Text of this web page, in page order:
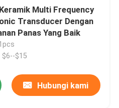
Multi Frequency
Transducer Dengan
Panas Yang Baik
$6--$15
Hubungi kami